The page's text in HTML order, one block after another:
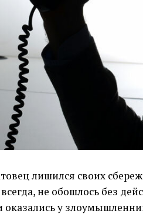
лишился своих
не обошлось без
оказались у